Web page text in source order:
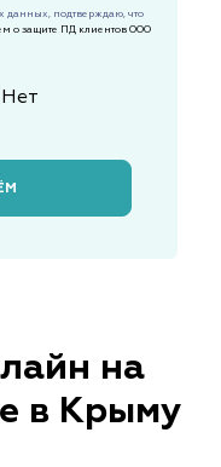
данных, подтверждаю, что
о защите ПД клиентов ООО
на
в Крыму